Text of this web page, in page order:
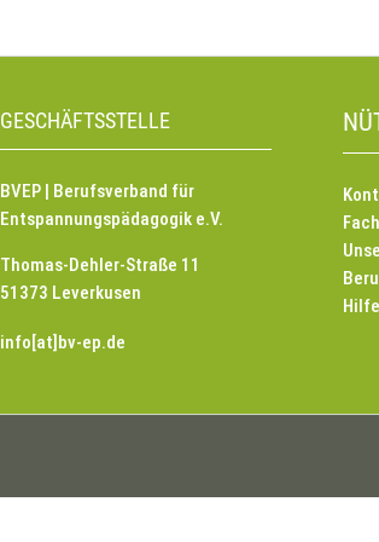
GESCHÄFTSSTELLE
BVEP | Berufsverband für
Entspannungspädagogik e.V.
Thomas-Dehler-Straße 11
51373 Leverkusen
info[at]bv-ep.de